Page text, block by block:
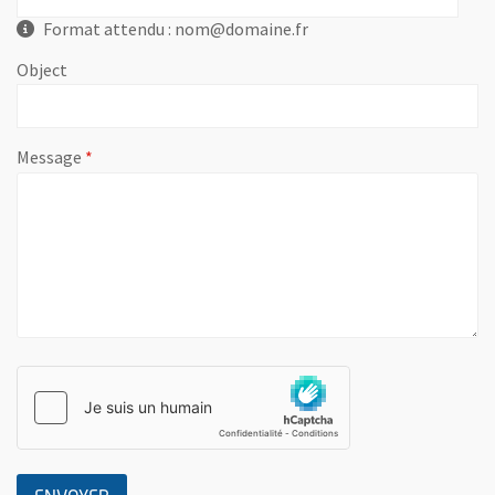
Format attendu : nom@domaine.fr
Object
Message , champ obligatoire